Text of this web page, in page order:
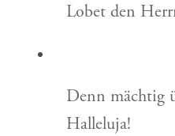
Lobet den
Denn mächtig
Halleluja!